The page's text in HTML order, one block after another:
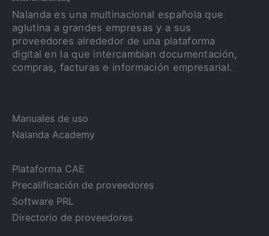
Nalanda es una multinacional española que
aglutina a grandes empresas y a sus
proveedores alrededor de una plataforma
digital en la que intercambian documentación,
compras, facturas e información empresarial.
Manuales de uso
Nalanda Academy
Plataforma CAE
Precalificación de proveedores
Software PRL
Directorio de proveedores